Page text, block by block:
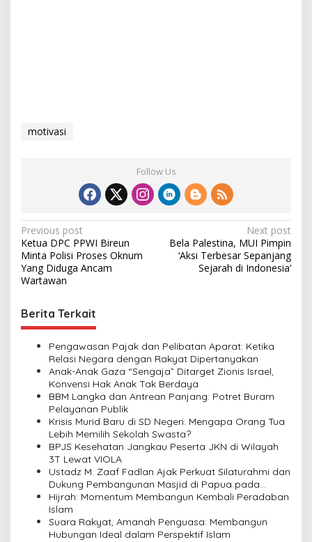
motivasi
Follow Us
P
o
s
n
a
Previous post
Ketua DPC PPWI Bireun
Minta Polisi Proses Oknum
Yang Diduga Ancam
Wartawan
Next post
Bela Palestina, MUI Pimpin
‘Aksi Terbesar Sepanjang
Sejarah di Indonesia’
Berita Terkait
Pengawasan Pajak dan Pelibatan Aparat: Ketika
Relasi Negara dengan Rakyat Dipertanyakan
Anak-Anak Gaza “Sengaja” Ditarget Zionis Israel,
Konvensi Hak Anak Tak Berdaya
BBM Langka dan Antrean Panjang: Potret Buram
Pelayanan Publik
Krisis Murid Baru di SD Negeri: Mengapa Orang Tua
Lebih Memilih Sekolah Swasta?
BPJS Kesehatan Jangkau Peserta JKN di Wilayah
3T Lewat VIOLA
Ustadz M. Zaaf Fadlan Ajak Perkuat Silaturahmi dan
Dukung Pembangunan Masjid di Papua pada
Pengajian Yayasan Alimbas Insan Cita
Hijrah: Momentum Membangun Kembali Peradaban
Islam
Suara Rakyat, Amanah Penguasa: Membangun
Hubungan Ideal dalam Perspektif Islam